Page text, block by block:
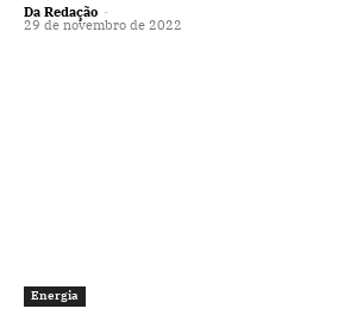
Da Redação -
29 de novembro de 2022
Energia